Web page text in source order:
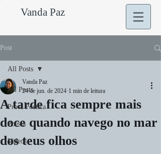
Vanda Paz
Post
All Posts
Prosa Poética
Poesia
Videos
All Posts
A tarde fica sempre mais
doce quando navego no mar
dos teus olhos
Vanda Paz
24 de jun. de 2024 1 min de leitura